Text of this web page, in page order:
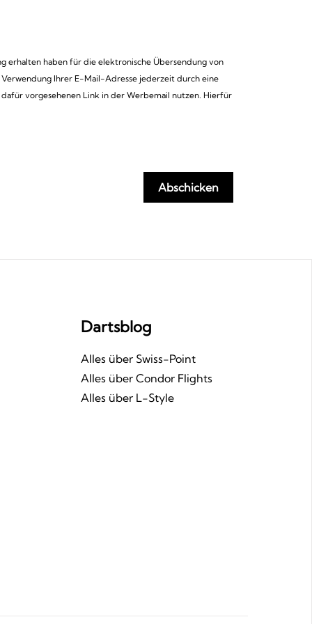
erhalten haben für die elektronische Übersendung von
Ihrer E-Mail-Adresse jederzeit durch eine
vorgesehenen Link in der Werbemail nutzen. Hierfür
Abschicken
Dartsblog
Alles über Swiss-Point
Alles über Condor Flights
Alles über L-Style